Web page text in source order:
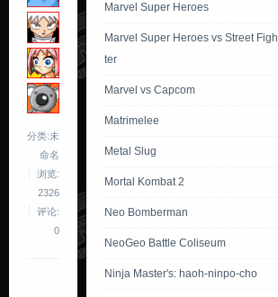
分类:未
命名
浏览:
2326
评论:
0
Marvel Super Heroes
Marvel Super Heroes vs Street Figh
ter
Marvel vs Capcom
Matrimelee
Metal Slug
Mortal Kombat 2
Neo Bomberman
NeoGeo Battle Coliseum
Ninja Master's: haoh-ninpo-cho